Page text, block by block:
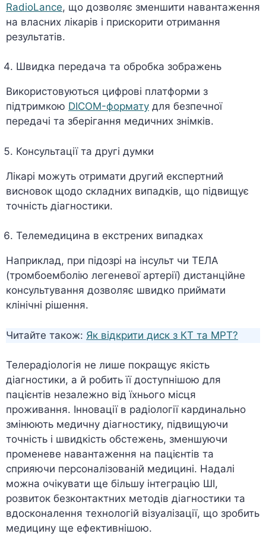
RadioLance, що дозволяє зменшити навантаження
на власних лікарів і прискорити отримання
результатів.
Швидка передача та обробка зображень
Використовуються цифрові платформи з
підтримкою DICOM-формату для безпечної
передачі та зберігання медичних знімків.
Консультації та другі думки
Лікарі можуть отримати другий експертний
висновок щодо складних випадків, що підвищує
точність діагностики.
Телемедицина в екстрених випадках
Наприклад, при підозрі на інсульт чи ТЕЛА
(тромбоемболію легеневої артерії) дистанційне
консультування дозволяє швидко приймати
клінічні рішення.
Читайте також: Як відкрити диск з КТ та МРТ?
Телерадіологія не лише покращує якість
діагностики, а й робить її доступнішою для
пацієнтів незалежно від їхнього місця
проживання. Інновації в радіології кардинально
змінюють медичну діагностику, підвищуючи
точність і швидкість обстежень, зменшуючи
променеве навантаження на пацієнтів та
сприяючи персоналізованій медицині. Надалі
можна очікувати ще більшу інтеграцію ШІ,
розвиток безконтактних методів діагностики та
вдосконалення технологій візуалізації, що зробить
медицину ще ефективнішою.